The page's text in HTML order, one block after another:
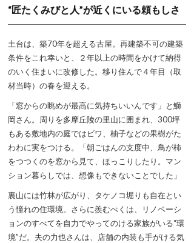
“匠たくみびと人”が近くにいる頼もしさ
土台は、築70年を超える古屋。再建築不可の建築
条件をこれ幸いと、２年以上の時間をかけて納得
のいく住まいに改修した。移り住んで４年目（取
材当時）の春を迎える。
「窓からの眺めが最高に気持ちいいんです」と鰤
岡さん。周りを多摩丘陵の里山に囲まれ、300坪
もある敷地内の庭ではビワ、柚子などの果樹がた
わわに実をつける。「朝ごはんの支度中、鳥が柿
をつつくのを窓から見て、ほっこりしたり。マン
ション暮らしでは、想像もできないことでした」
裏山には竹林が広がり、タケノコ堀りも自在とい
う憧れの住環境。さらに羨むべくは、リノベーシ
ョンのすべてを自力でやってのける家族がいる“環
境”だ。夫の力也さんは、店舗の内装も手がける気